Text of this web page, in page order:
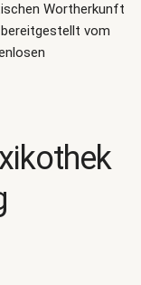
Wortherkunft
vom